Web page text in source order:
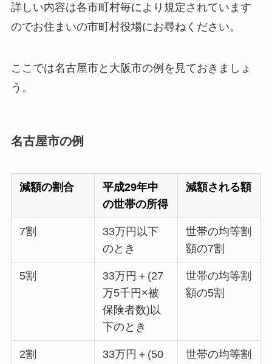
詳しい内容は各市町村毎により規定されています
のでお住まいの市町村役場にお尋ねください。
ここでは名古屋市と大阪市の例を見ておきましょ
う。
名古屋市の例
減額の割合
平成29年中
の世帯の所得
減額される額
7割
33万円以下
のとき
世帯の均等割
額の7割
5割
33万円＋(27
万5千円×被
保険者数)以
下のとき
世帯の均等割
額の5割
2割
33万円＋(50
世帯の均等割